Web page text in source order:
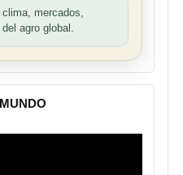
mercados,
agro global.